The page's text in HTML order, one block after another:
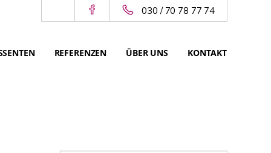
030 / 70 78 77 74
REFERENZEN ÜBER UNS KONTAKT